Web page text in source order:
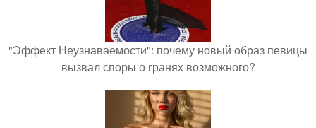
"Эффект Неузнаваемости": почему новый образ певицы
вызвал споры о гранях возможного?